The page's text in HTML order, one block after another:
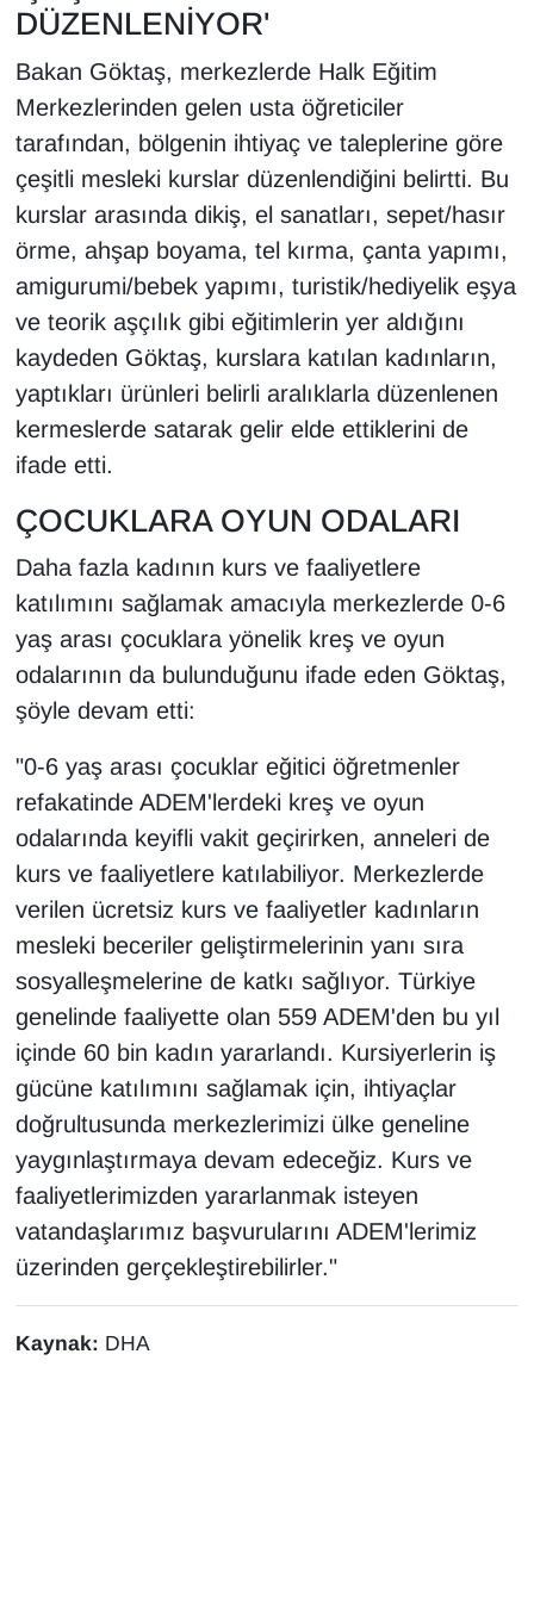
DÜZENLENİYOR'
Bakan Göktaş, merkezlerde Halk Eğitim
Merkezlerinden gelen usta öğreticiler
tarafından, bölgenin ihtiyaç ve taleplerine göre
çeşitli mesleki kurslar düzenlendiğini belirtti. Bu
kurslar arasında dikiş, el sanatları, sepet/hasır
örme, ahşap boyama, tel kırma, çanta yapımı,
amigurumi/bebek yapımı, turistik/hediyelik eşya
ve teorik aşçılık gibi eğitimlerin yer aldığını
kaydeden Göktaş, kurslara katılan kadınların,
yaptıkları ürünleri belirli aralıklarla düzenlenen
kermeslerde satarak gelir elde ettiklerini de
ifade etti.
ÇOCUKLARA OYUN ODALARI
Daha fazla kadının kurs ve faaliyetlere
katılımını sağlamak amacıyla merkezlerde 0-6
yaş arası çocuklara yönelik kreş ve oyun
odalarının da bulunduğunu ifade eden Göktaş,
şöyle devam etti:
"0-6 yaş arası çocuklar eğitici öğretmenler
refakatinde ADEM'lerdeki kreş ve oyun
odalarında keyifli vakit geçirirken, anneleri de
kurs ve faaliyetlere katılabiliyor. Merkezlerde
verilen ücretsiz kurs ve faaliyetler kadınların
mesleki beceriler geliştirmelerinin yanı sıra
sosyalleşmelerine de katkı sağlıyor. Türkiye
genelinde faaliyette olan 559 ADEM'den bu yıl
içinde 60 bin kadın yararlandı. Kursiyerlerin iş
gücüne katılımını sağlamak için, ihtiyaçlar
doğrultusunda merkezlerimizi ülke geneline
yaygınlaştırmaya devam edeceğiz. Kurs ve
faaliyetlerimizden yararlanmak isteyen
vatandaşlarımız başvurularını ADEM'lerimiz
üzerinden gerçekleştirebilirler."
Kaynak: DHA